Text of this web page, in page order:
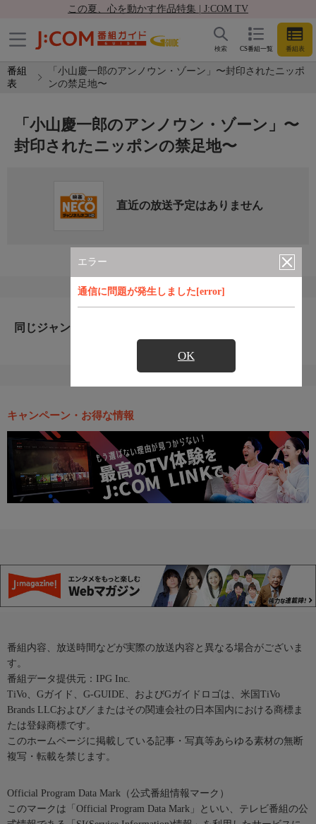
この夏、心を動かす作品特集 | J:COM TV
CS番組一覧 番組表
検索
番組
表
「小山慶一郎のアンノウン・ゾーン」〜封印されたニッポ
ンの禁足地〜
エラー
通信に問題が発生しました[error]
OK
「小山慶一郎のアンノウン・ゾーン」〜
封印されたニッポンの禁足地〜
直近の放送予定はありません
同じジャンルのおすすめ番組
キャンペーン・お得な情報
番組内容、放送時間などが実際の放送内容と異なる場合がございま
す。
番組データ提供元：IPG Inc.
TiVo、Gガイド、G-GUIDE、およびGガイドロゴは、米国TiVo
Brands LLCおよび／またはその関連会社の日本国内における商標ま
たは登録商標です。
このホームページに掲載している記事・写真等あらゆる素材の無断
複写・転載を禁じます。
Official Program Data Mark（公式番組情報マーク）
このマークは「Official Program Data Mark」といい、テレビ番組の公